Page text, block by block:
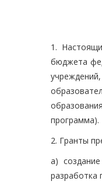
1.
бюджета
программа).
2. Гранты
а)
разработка